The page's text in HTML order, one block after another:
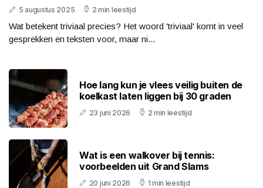
5 augustus 2025 2 min leestijd
Wat betekent triviaal precies? Het woord 'triviaal' komt in veel
gesprekken en teksten voor, maar ni...
Hoe lang kun je vlees veilig buiten de
koelkast laten liggen bij 30 graden
23 juni 2026 2 min leestijd
Wat is een walkover bij tennis:
voorbeelden uit Grand Slams
20 juni 2026 1 min leestijd